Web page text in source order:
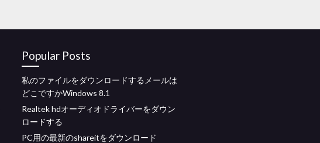
Popular Posts
私のファイルをダウンロードするメールは
どこですかWindows 8.1
Realtek hdオーディオドライバーをダウン
ロードする
PC用の最新のshareitをダウンロード